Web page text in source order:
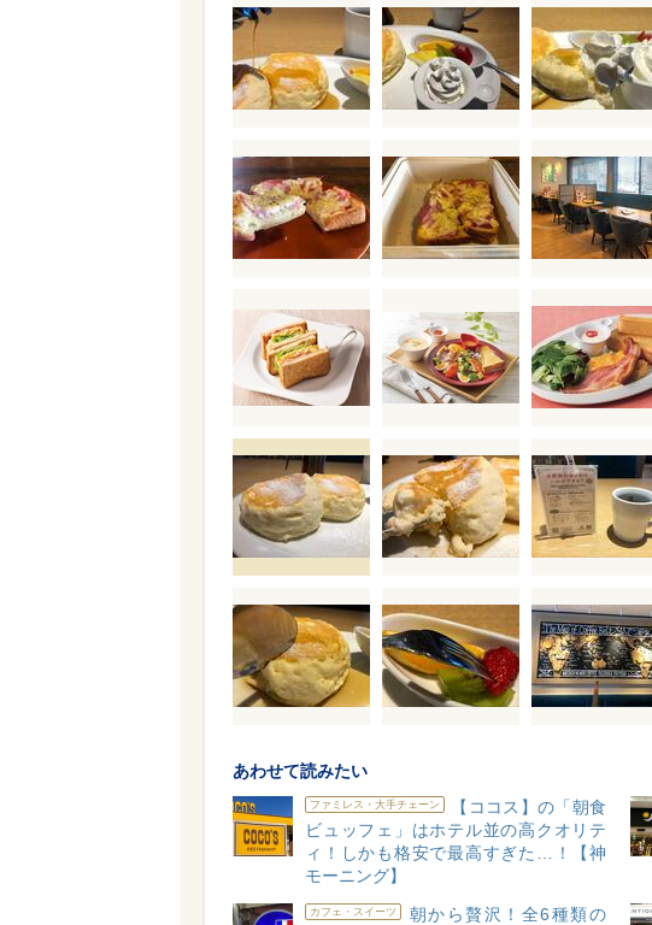
あわせて読みたい
ファミレス・大手チェーン
【ココス】の「朝食
ビュッフェ」はホテル並の高クオリテ
ィ！しかも格安で最高すぎた…！【神
モーニング】
カフェ・スイーツ
朝から贅沢！全6種類の